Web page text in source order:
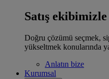
Satış
Doğru çözümü seçmek,
yükseltmek konularında
Anlatın bize
Kurumsal